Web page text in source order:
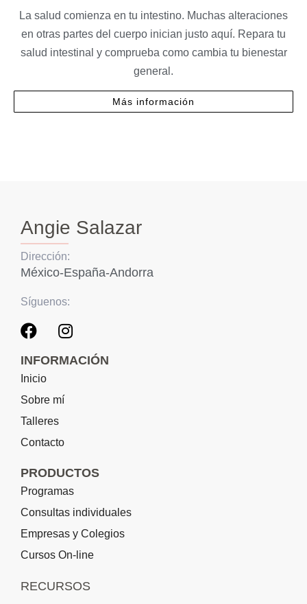
La salud comienza en tu intestino. Muchas alteraciones
en otras partes del cuerpo inician justo aquí. Repara tu
salud intestinal y comprueba como cambia tu bienestar
general.
Más información
Angie Salazar
Dirección:
México-España-Andorra
Síguenos:
INFORMACIÓN
Inicio
Sobre mí
Talleres
Contacto
PRODUCTOS
Programas
Consultas individuales
Empresas y Colegios
Cursos On-line
RECURSOS